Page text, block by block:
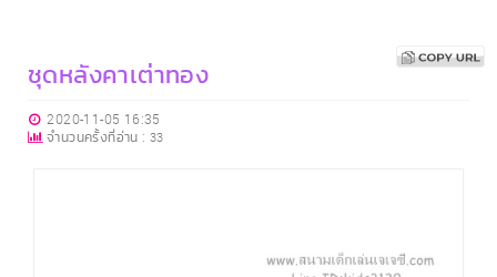
ชุดหลังคาเต่าทอง
2020-11-05 16:35
จำนวนครั้งที่อ่าน : 33